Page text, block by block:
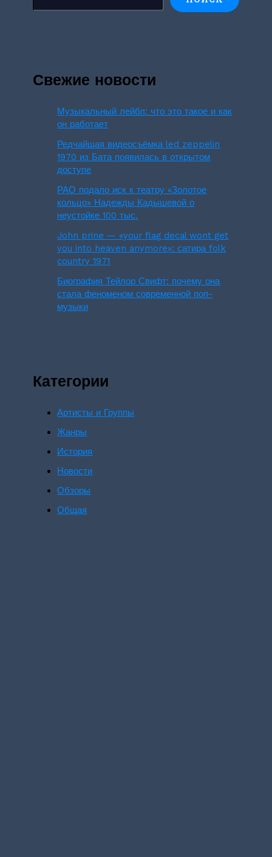
Свежие новости
Музыкальный лейбл: что это такое и как
он работает
Редчайшая видеосъёмка led zeppelin
1970 из Бата появилась в открытом
доступе
РАО подало иск к театру «Золотое
кольцо» Надежды Кадышевой о
неустойке 100 тыс.
John prine — «your flag decal wont get
you into heaven anymore»: сатира folk
country 1971
Биография Тейлор Свифт: почему она
стала феноменом современной поп-
музыки
Категории
Артисты и Группы
Жанры
История
Новости
Обзоры
Общая